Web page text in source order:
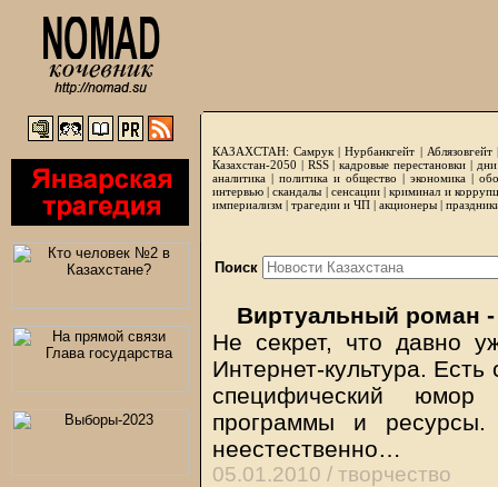
КАЗАХСТАН: Самрук |Нурбанкгейт | Аблязовгейт
Казахстан-2050 | RSS|кадровые перестановки|
аналитика | политика и общество | экономика |
интервью |скандалы | сенсации|криминал и
империализм | трагедии и ЧП | акционеры |
Поиск
Виртуальный роман -
Не секрет, что давно
Интернет-культура.
специфический
программы и
неестественно…
05.01.2010 / творчество